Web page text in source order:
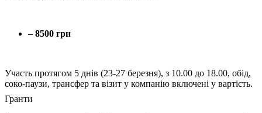
– 8500 грн
Участь протягом 5 днів (23-27 березня), з 10.00 до 18.00, обід,
соко-паузи, трансфер та візит у компанію включені у вартість.
Гранти